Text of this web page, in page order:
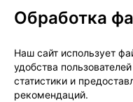
Сообщая о
получить больше
препарата.
Хранение и срок
Обработка
Наш сайт использует
удобства
статистики и
рекомендаций.